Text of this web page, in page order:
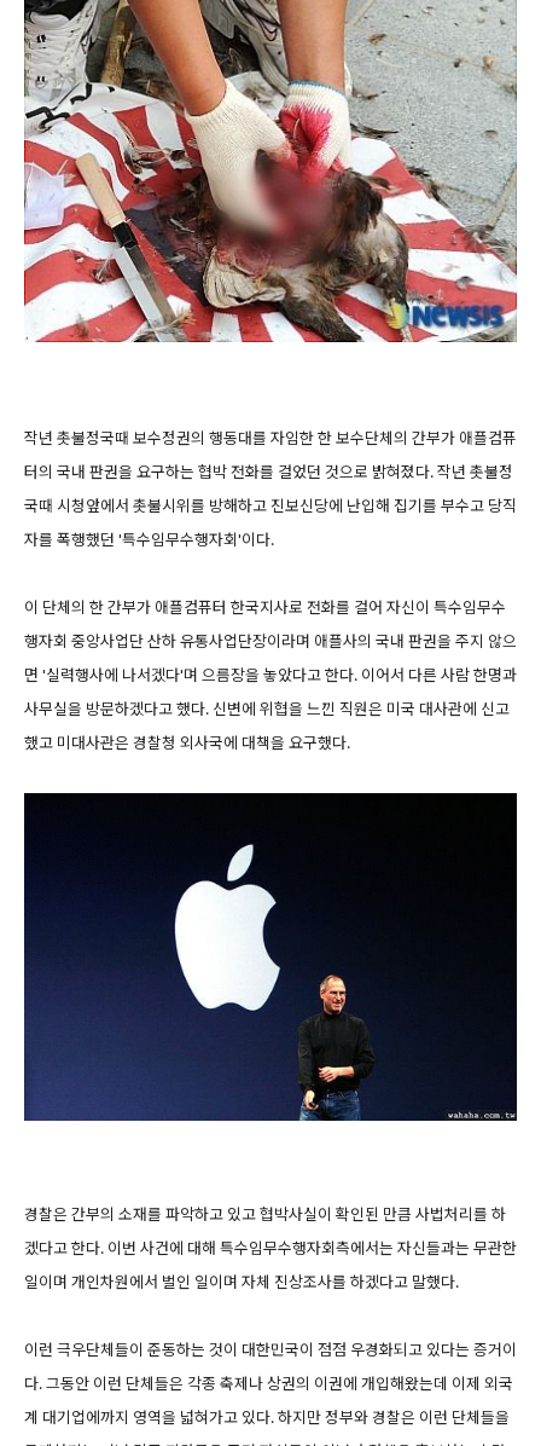
작년 촛불정국때 보수정권의 행동대를 자임한 한 보수단체의 간부가 애플컴퓨
터의 국내 판권을 요구하는 협박 전화를 걸었던 것으로 밝혀졌다. 작년 촛불정
국때 시청앞에서 촛불시위를 방해하고 진보신당에 난입해 집기를 부수고 당직
자를 폭행했던 '특수임무수행자회'이다.
이 단체의 한 간부가 애플컴퓨터 한국지사로 전화를 걸어 자신이 특수임무수
행자회 중앙사업단 산하 유통사업단장이라며 애플사의 국내 판권을 주지 않으
면 '실력행사에 나서겠다'며 으름장을 놓았다고 한다. 이어서 다른 사람 한명과
사무실을 방문하겠다고 했다. 신변에 위협을 느낀 직원은 미국 대사관에 신고
했고 미대사관은 경찰청 외사국에 대책을 요구했다.
경찰은 간부의 소재를 파악하고 있고 협박사실이 확인된 만큼 사법처리를 하
겠다고 한다. 이번 사건에 대해 특수임무수행자회측에서는 자신들과는 무관한
일이며 개인차원에서 벌인 일이며 자체 진상조사를 하겠다고 말했다.
이런 극우단체들이 준동하는 것이 대한민국이 점점 우경화되고 있다는 증거이
다. 그동안 이런 단체들은 각종 축제나 상권의 이권에 개입해왔는데 이제 외국
계 대기업에까지 영역을 넓혀가고 있다. 하지만 정부와 경찰은 이런 단체들을